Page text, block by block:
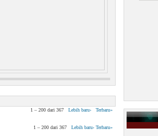
1 – 200 dari 367 Lebih baru› Terbaru»
1 – 200 dari 367 Lebih baru› Terbaru»